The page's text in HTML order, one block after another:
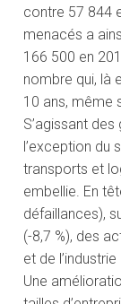
contre 57 844
menacés a
166 500 en
nombre qui, là
10 ans, même
S’agissant
l’exception du
transports et
embellie. En
défaillances),
(-8,7 %), des
et de l’industrie
Une